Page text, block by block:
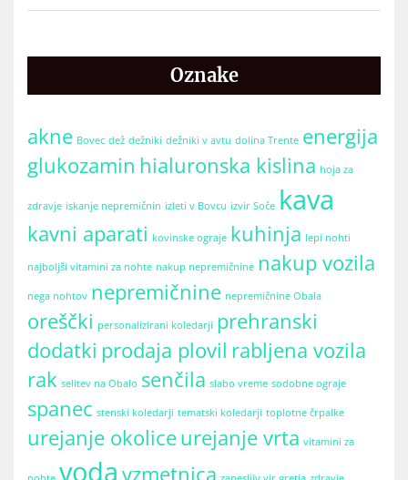
Oznake
akne Bovec dež dežniki dežniki v avtu dolina Trente energija
glukozamin hialuronska kislina hoja za
zdravje iskanje nepremičnin izleti v Bovcu izvir Soče kava
kavni aparati kovinske ograje kuhinja lepi nohti
najboljši vitamini za nohte nakup nepremičnine nakup vozila
nega nohtov nepremičnine nepremičnine Obala
oreščki personalizirani koledarji prehranski
dodatki prodaja plovil rabljena vozila
rak selitev na Obalo senčila slabo vreme sodobne ograje
spanec stenski koledarji tematski koledarji toplotne črpalke
urejanje okoliceurejanje vrta vitamini za
voda vzmetnica